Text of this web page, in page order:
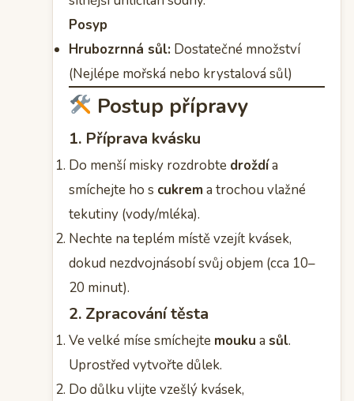
Posyp
Hrubozrnná sůl: Dostatečné množství
(Nejlépe mořská nebo krystalová sůl)
Postup přípravy
1. Příprava kvásku
Do menší misky rozdrobte droždía
smíchejte ho s cukrema trochou vlažné
tekutiny (vody/mléka).
Nechte na teplém místě vzejít kvásek,
dokud nezdvojnásobí svůj objem (cca 10–
20 minut).
2. Zpracování těsta
Ve velké míse smíchejte mouku a sůl.
Uprostřed vytvořte důlek.
Do důlku vlijte vzešlý kvásek,